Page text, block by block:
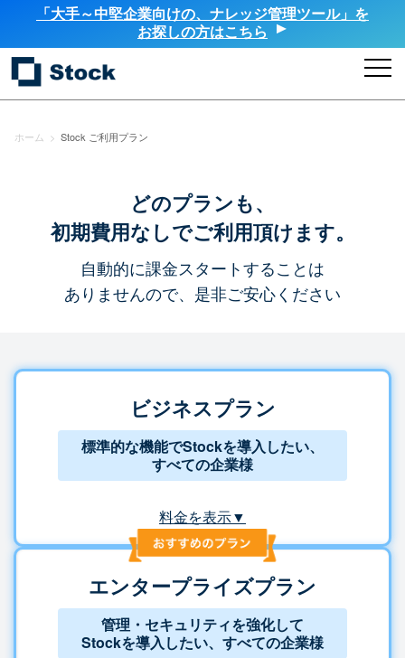
「大手～中堅企業向けの、ナレッジ管理ツール」を
お探しの方はこちら
ホーム > Stock ご利用プラン
どのプランも、
初期費用なしでご利用頂けます。
自動的に課金スタートすることは
ありませんので、是非ご安心ください
ビジネスプラン
標準的な機能でStockを導入したい、
すべての企業様
料金を表示▼
エンタープライズプラン
管理・セキュリティを強化して
Stockを導入したい、すべての企業様